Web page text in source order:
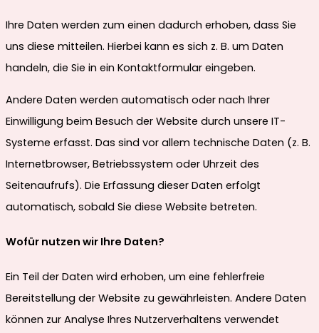
Ihre Daten werden zum einen dadurch erhoben, dass Sie
uns diese mitteilen. Hierbei kann es sich z. B. um Daten
handeln, die Sie in ein Kontaktformular eingeben.
Andere Daten werden automatisch oder nach Ihrer
Einwilligung beim Besuch der Website durch unsere IT-
Systeme erfasst. Das sind vor allem technische Daten (z. B.
Internetbrowser, Betriebssystem oder Uhrzeit des
Seitenaufrufs). Die Erfassung dieser Daten erfolgt
automatisch, sobald Sie diese Website betreten.
Wofür nutzen wir Ihre Daten?
Ein Teil der Daten wird erhoben, um eine fehlerfreie
Bereitstellung der Website zu gewährleisten. Andere Daten
können zur Analyse Ihres Nutzerverhaltens verwendet